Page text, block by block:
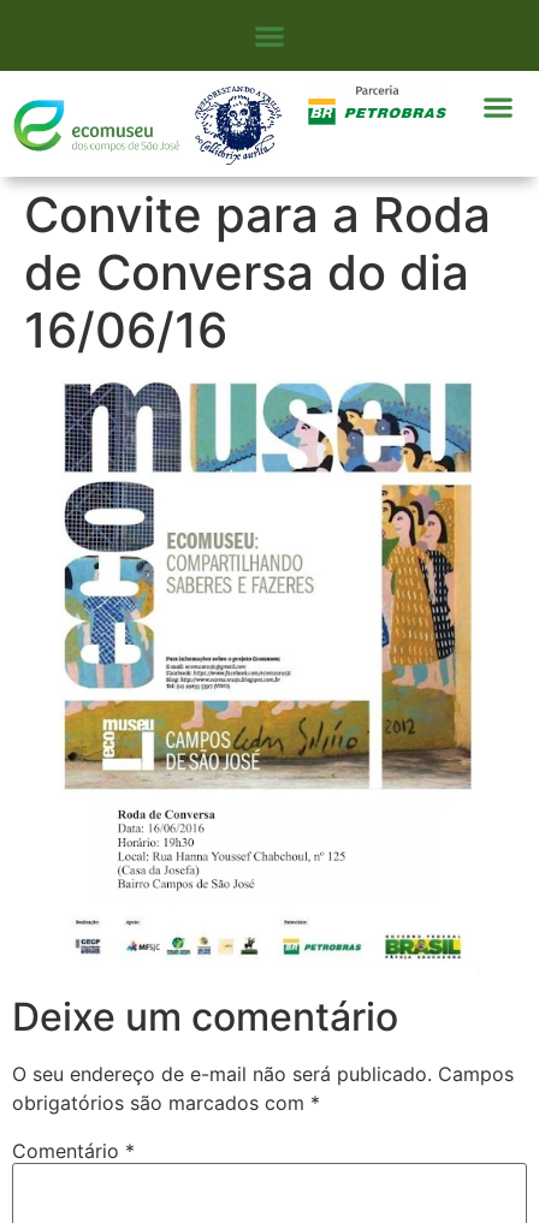
Convite para a Roda
de Conversa do dia
16/06/16
Deixe um comentário
O seu endereço de e-mail não será publicado. Campos
obrigatórios são marcados com *
Comentário *